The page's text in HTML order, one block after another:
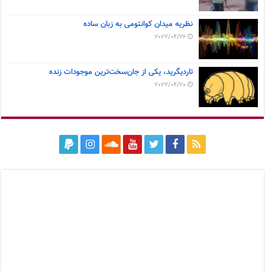
نظریه میدان کوانتومی به زبان ساده
2022/04/26
تاردیگرید، یکی از جان‌سخت‌ترین موجودات زنده
2022/04/20